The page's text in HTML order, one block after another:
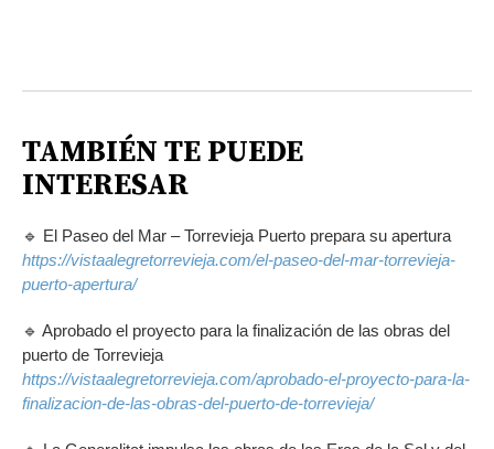
TAMBIÉN TE PUEDE
INTERESAR
🔹 El Paseo del Mar – Torrevieja Puerto prepara su apertura
https://vistaalegretorrevieja.com/el-paseo-del-mar-torrevieja-
puerto-apertura/
🔹 Aprobado el proyecto para la finalización de las obras del
puerto de Torrevieja
https://vistaalegretorrevieja.com/aprobado-el-proyecto-para-la-
finalizacion-de-las-obras-del-puerto-de-torrevieja/